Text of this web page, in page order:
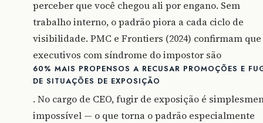
perceber que você chegou ali por engano. Sem
trabalho interno, o padrão piora a cada ciclo de
visibilidade. PMC e Frontiers (2024) confirmam que
executivos com síndrome do impostor são
60% MAIS PROPENSOS A RECUSAR PROMOÇÕES E
DE SITUAÇÕES DE EXPOSIÇÃO
. No cargo de CEO, fugir de exposição é
impossível — o que torna o padrão especialmente